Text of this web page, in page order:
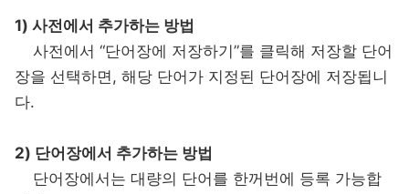
1) 사전에서 추가하는 방법
사전에서 “단어장에 저장하기”를 클릭해 저장할 단어
장을 선택하면, 해당 단어가 지정된 단어장에 저장됩니
다.
2) 단어장에서 추가하는 방법
단어장에서는 대량의 단어를 한꺼번에 등록 가능합